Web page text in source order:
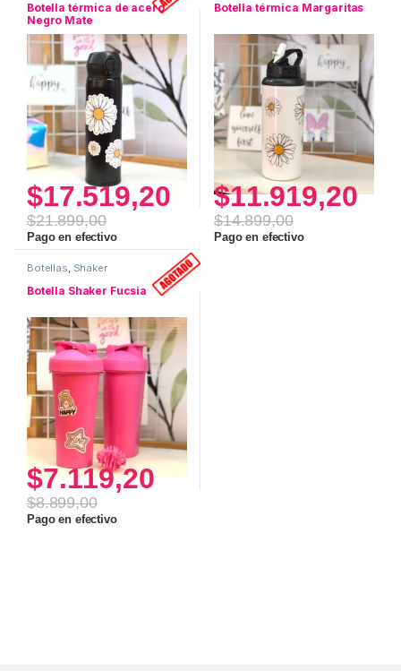
Botella térmica de acero
Negro Mate
$17.519,20
$21.899,00
Pago en efectivo
Botella térmica Margaritas
$11.919,20
$14.899,00
Pago en efectivo
Botellas, Shaker
Botella Shaker Fucsia
$7.119,20
$8.899,00
Pago en efectivo